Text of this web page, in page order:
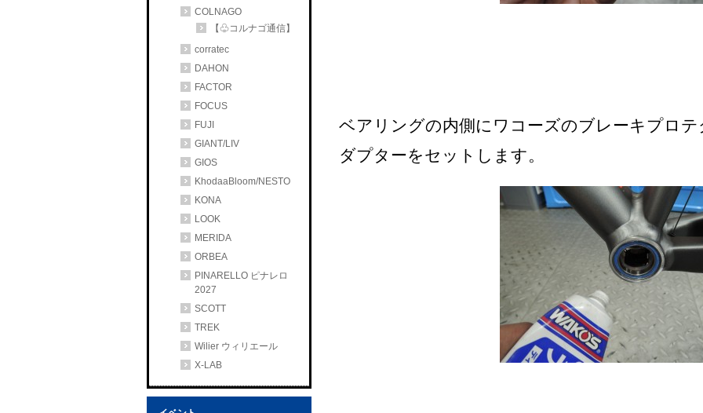
COLNAGO
【♧コルナゴ通信】
corratec
DAHON
FACTOR
FOCUS
FUJI
GIANT/LIV
GIOS
KhodaaBloom/NESTO
KONA
LOOK
MERIDA
ORBEA
PINARELLO ピナレロ
2027
SCOTT
TREK
Wilier ウィリエール
X-LAB
ベアリングの内側にワコーズのブレーキプロ
ダプターをセットします。